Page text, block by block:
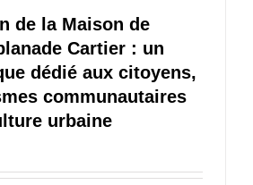
de la Maison de
Cartier : un
dédié aux citoyens,
communautaires
urbaine